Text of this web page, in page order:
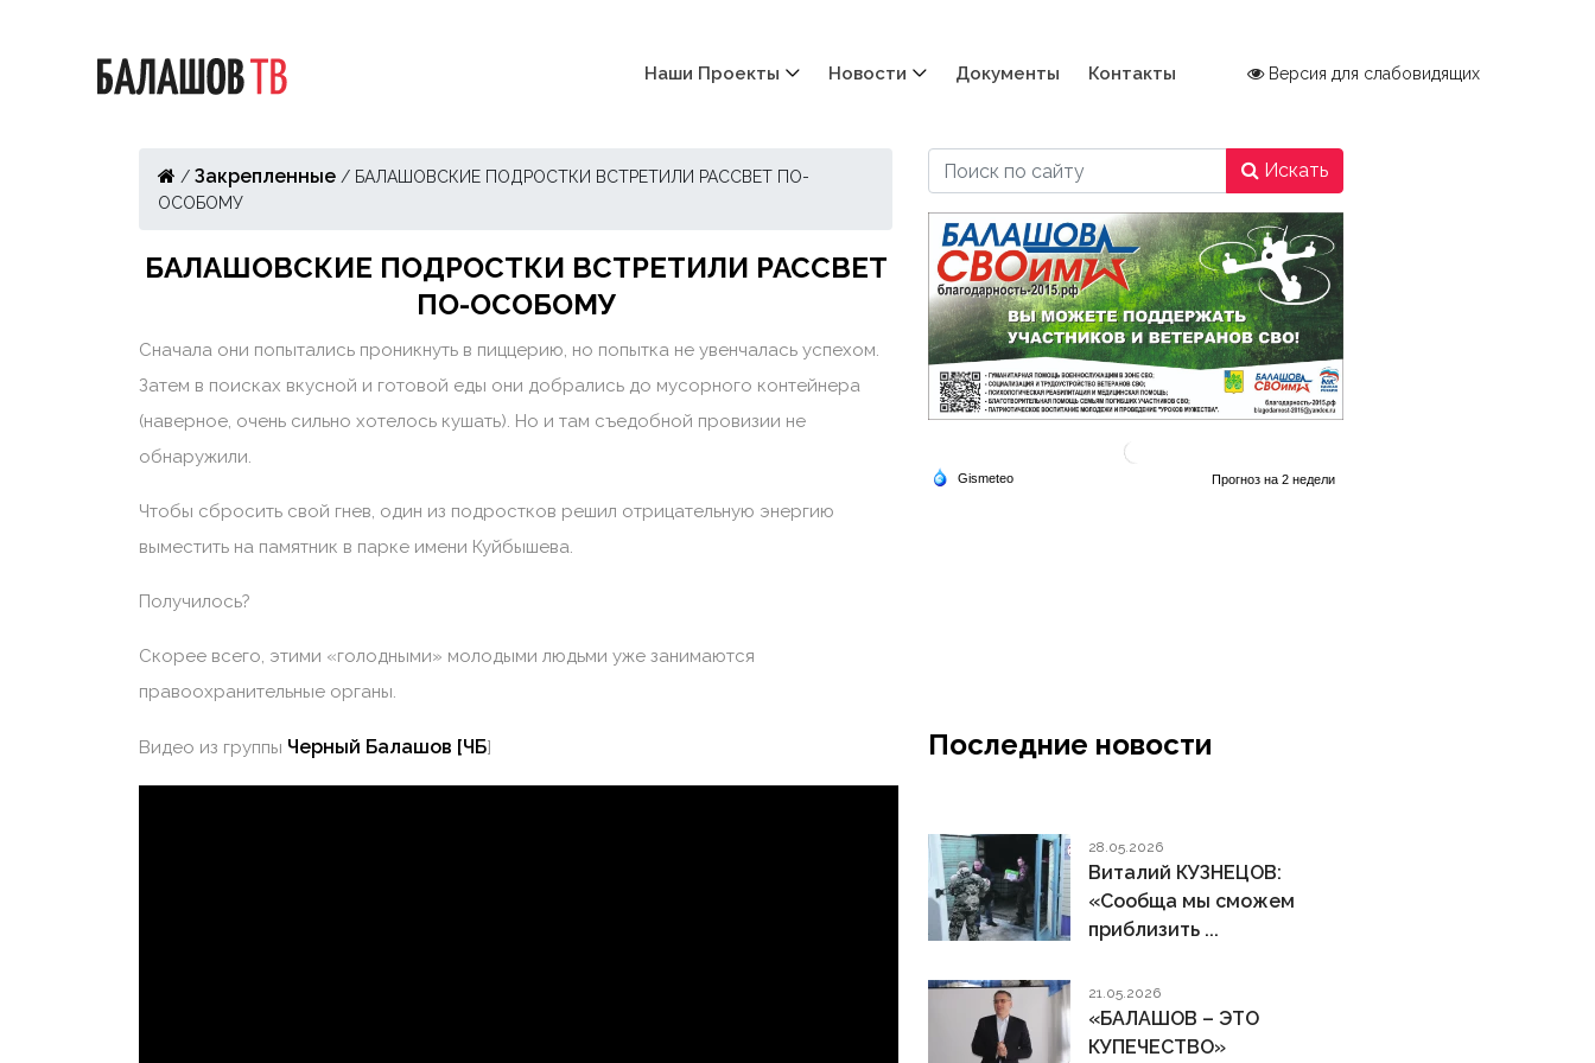
Наши Проекты Новости Документы Контакты Версия для слабовидящих
/ Закрепленные / БАЛАШОВСКИЕ ПОДРОСТКИ ВСТРЕТИЛИ РАССВЕТ ПО-
ОСОБОМУ
БАЛАШОВСКИЕ ПОДРОСТКИ ВСТРЕТИЛИ РАССВЕТ
ПО-ОСОБОМУ
Сначала они попытались проникнуть в пиццерию, но попытка не увенчалась успехом.
Затем в поисках вкусной и готовой еды они добрались до мусорного контейнера
(наверное, очень сильно хотелось кушать). Но и там съедобной провизии не
обнаружили.
Чтобы сбросить свой гнев, один из подростков решил отрицательную энергию
выместить на памятник в парке имени Куйбышева.
Получилось?
Скорее всего, этими «голодными» молодыми людьми уже занимаются
правоохранительные органы.
Видео из группы Черный Балашов [ЧБ]
Искать
Последние новости
28.05.2026
Виталий КУЗНЕЦОВ:
«Сообща мы сможем
приблизить ...
21.05.2026
«БАЛАШОВ – ЭТО
КУПЕЧЕСТВО»